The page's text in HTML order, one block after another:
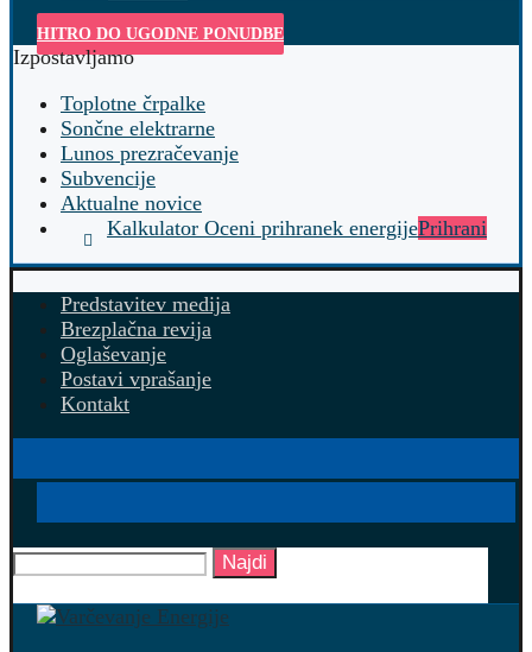
HITRO DO UGODNE PONUDBE
Izpostavljamo
Toplotne črpalke
Sončne elektrarne
Lunos prezračevanje
Subvencije
Aktualne novice
Kalkulator Oceni prihranek energijePrihrani
Predstavitev medija
Brezplačna revija
Oglaševanje
Postavi vprašanje
Kontakt
Najdi